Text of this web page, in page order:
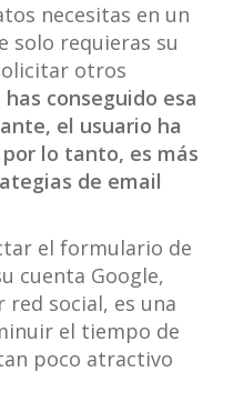
necesitas en un
solo requieras su
otros
conseguido esa
el usuario ha
lo tanto, es más
de email
el formulario de
cuenta Google,
red social, es una
el tiempo de
poco atractivo